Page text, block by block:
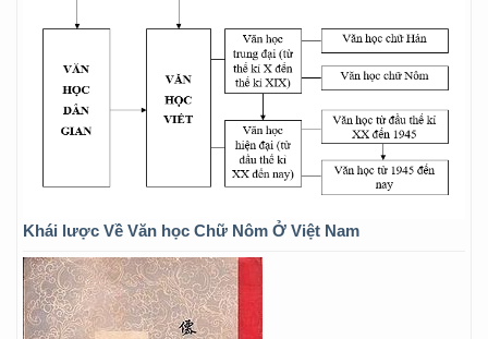
Khái lược Về Văn học Chữ Nôm Ở Việt Nam